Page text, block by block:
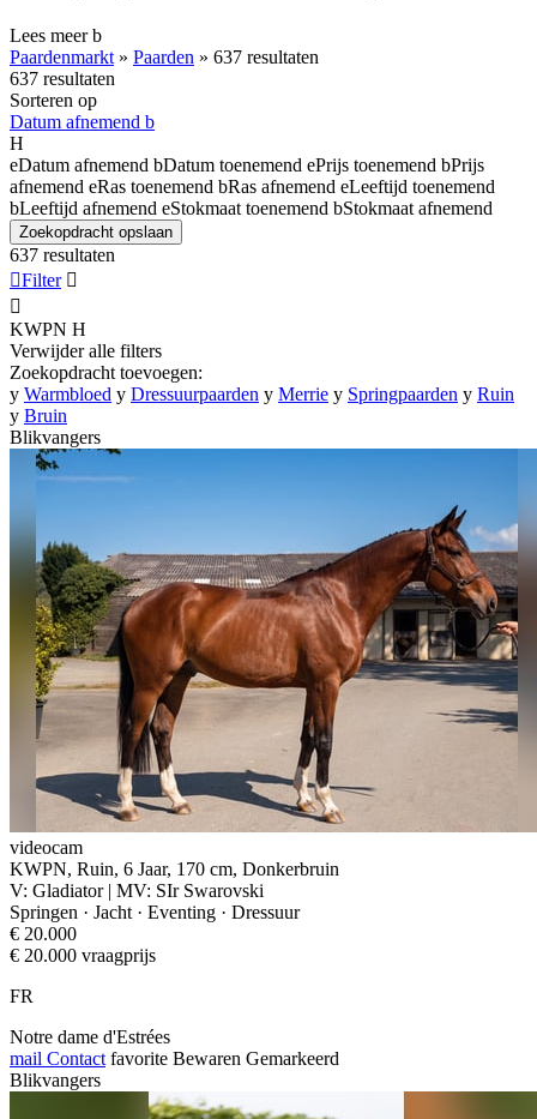
Lees meerb
Paardenmarkt » Paarden » 637 resultaten
637 resultaten
Sorteren op
Datum afnemend b
H
eDatum afnemend bDatum toenemend ePrijs toenemend bPrijs
afnemend eRas toenemend bRas afnemend eLeeftijd toenemend
bLeeftijd afnemend eStokmaat toenemend bStokmaat afnemend
Zoekopdracht opslaan
637 resultaten
Filter 

KWPN H
Verwijder alle filters
Zoekopdracht toevoegen:
y Warmbloed y Dressuurpaarden y Merrie y Springpaarden y Ruin
y Bruin
Blikvangers
videocam
KWPN, Ruin, 6 Jaar, 170 cm, Donkerbruin
V: Gladiator | MV: SIr Swarovski
Springen · Jacht · Eventing · Dressuur
€ 20.000
€ 20.000 vraagprijs
FR
Notre dame d'Estrées
mail Contact favorite Bewaren Gemarkeerd
Blikvangers